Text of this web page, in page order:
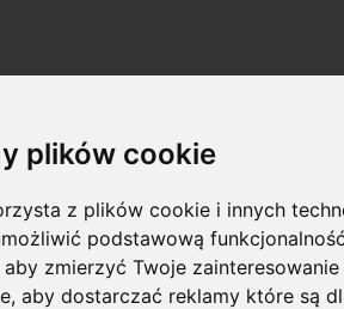
plików cookie
z plików cookie i innych
podstawową
aby zmierzyć Twoje
,aby dostarczać reklamy które są